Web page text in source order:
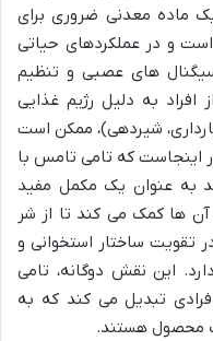
ماده معدنی ضروری برای
و در عملکردهای حیاتی
های عصبی و تنظیم
به دلیل رژیم غذایی
شیردهی)، ممکن است
اینجاست که تامی تامس با
به عنوان یک مکمل مفید
ها کمک می کند تا از شر
تقویت ساختار استخوانی و
این نقش دوگانه، تامی
تبدیل می کند که به
محصول هستند.